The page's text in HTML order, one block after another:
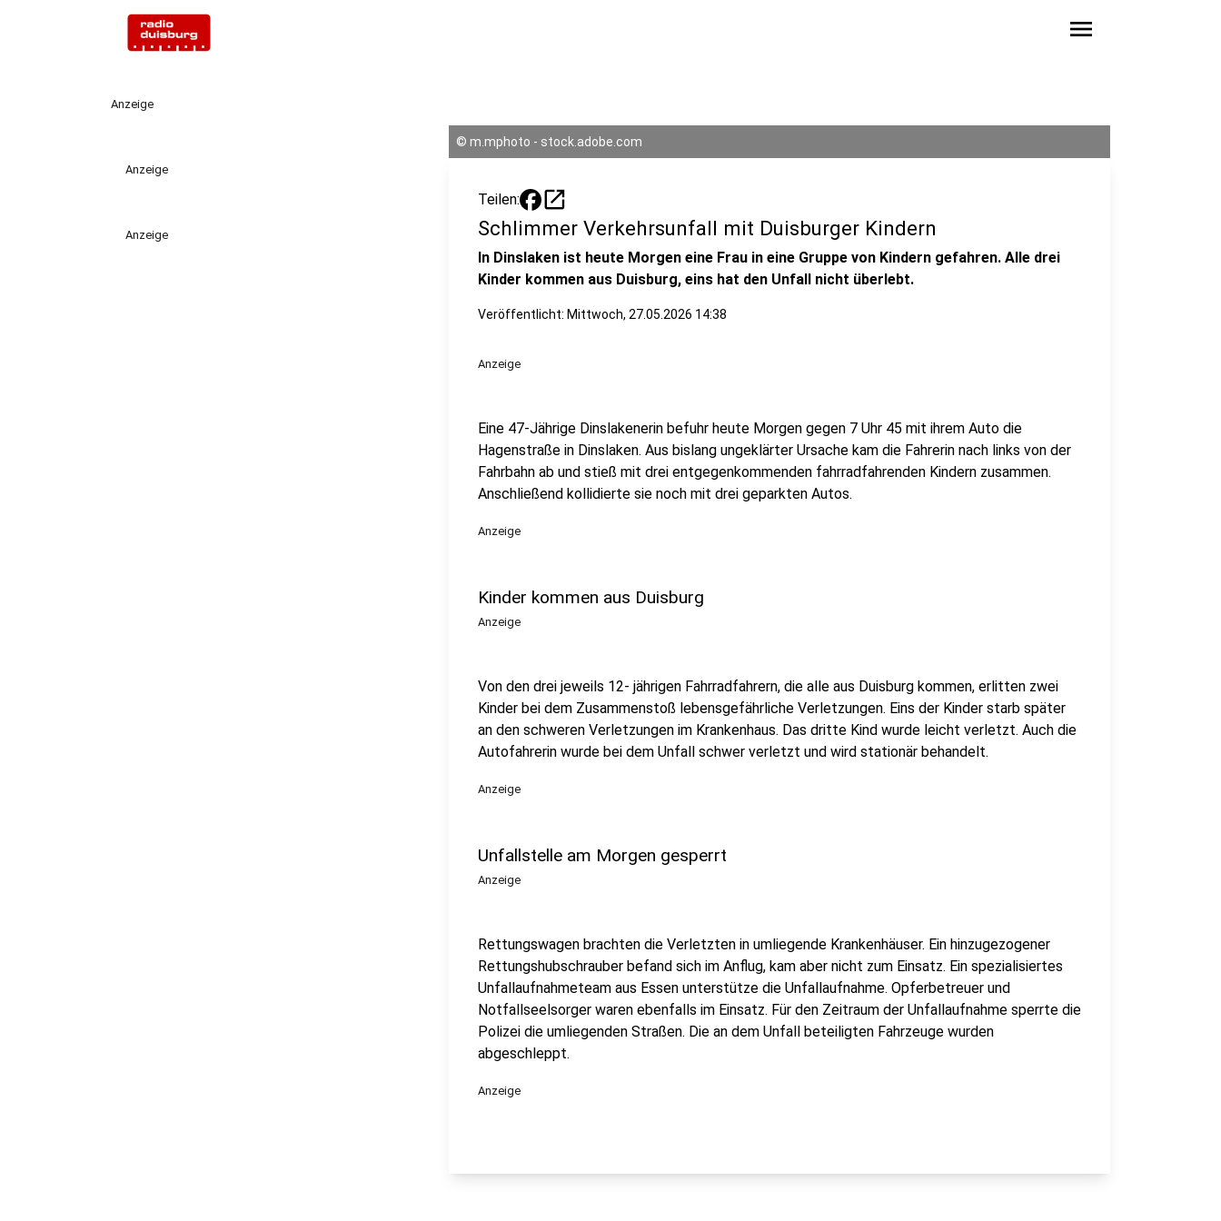
menu
Anzeige
Anzeige
Anzeige
© m.mphoto - stock.adobe.com
Teilen: open_in_new
Schlimmer Verkehrsunfall mit Duisburger Kindern
In Dinslaken ist heute Morgen eine Frau in eine Gruppe von Kindern gefahren. Alle drei
Kinder kommen aus Duisburg, eins hat den Unfall nicht überlebt.
Veröffentlicht: Mittwoch, 27.05.2026 14:38
Anzeige
Eine 47-Jährige Dinslakenerin befuhr heute Morgen gegen 7 Uhr 45 mit ihrem Auto die
Hagenstraße in Dinslaken. Aus bislang ungeklärter Ursache kam die Fahrerin nach links von der
Fahrbahn ab und stieß mit drei entgegenkommenden fahrradfahrenden Kindern zusammen.
Anschließend kollidierte sie noch mit drei geparkten Autos.
Anzeige
Kinder kommen aus Duisburg
Anzeige
Von den drei jeweils 12- jährigen Fahrradfahrern, die alle aus Duisburg kommen, erlitten zwei
Kinder bei dem Zusammenstoß lebensgefährliche Verletzungen. Eins der Kinder starb später
an den schweren Verletzungen im Krankenhaus. Das dritte Kind wurde leicht verletzt. Auch die
Autofahrerin wurde bei dem Unfall schwer verletzt und wird stationär behandelt.
Anzeige
Unfallstelle am Morgen gesperrt
Anzeige
Rettungswagen brachten die Verletzten in umliegende Krankenhäuser. Ein hinzugezogener
Rettungshubschrauber befand sich im Anflug, kam aber nicht zum Einsatz. Ein spezialisiertes
Unfallaufnahmeteam aus Essen unterstütze die Unfallaufnahme. Opferbetreuer und
Notfallseelsorger waren ebenfalls im Einsatz. Für den Zeitraum der Unfallaufnahme sperrte die
Polizei die umliegenden Straßen. Die an dem Unfall beteiligten Fahrzeuge wurden
abgeschleppt.
Anzeige